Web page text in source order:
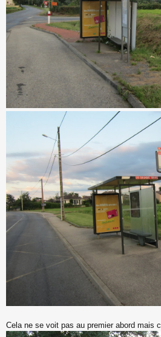
Cela ne se voit pas au premier abord mais